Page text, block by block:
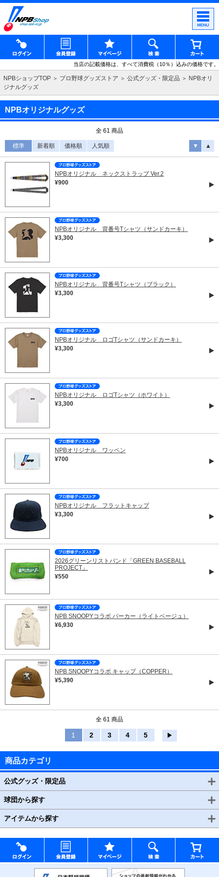
当店の記載価格は、すべて消費税（10％）込みの価格です。
NPBショップTOP プロ野球グッズストア 公式グッズ・限定品
NPBオリ
ジナルグッズ
NPBオリジナルグッズ
全 61 商品
標準 新着順 価格順 人気順 ▼ ▲
NPBオリジナル ネックストラップ Ver.2
¥900
NPBオリジナル 背番号Tシャツ（サンドカーキ）
¥3,300
NPBオリジナル 背番号Tシャツ（ブラック）
¥3,300
NPBオリジナル ロゴTシャツ（サンドカーキ）
¥3,300
NPBオリジナル ロゴTシャツ（ホワイト）
¥3,300
NPBオリジナル ワッペン
¥700
NPBオリジナル フラットキャップ
¥3,300
2026グリーンリストバンド「GREEN BASEBALL
PROJECT」
¥550
NPB SNOOPYコラボ パーカー（ライトベージュ）
¥6,930
NPB SNOOPYコラボ キャップ（COPPER）
¥5,390
全 61 商品
1 2 3 4 5 ▶
商品カテゴリ
公式グッズ・限定品
球団から探す
アイテムから探す